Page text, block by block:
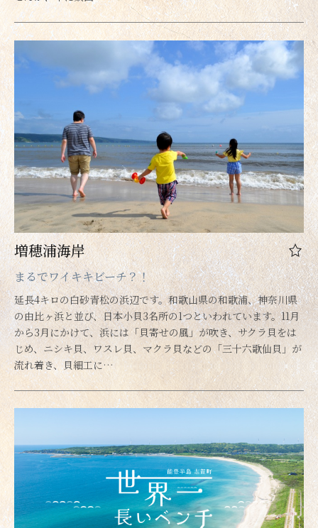
増穂浦海岸
まるでワイキキビーチ？！
延長4キロの白砂青松の浜辺です。和歌山県の和歌浦、神奈川県
の由比ヶ浜と並び、日本小貝3名所の1つといわれています。11月
から3月にかけて、浜には「貝寄せの風」が吹き、サクラ貝をは
じめ、ニシキ貝、ワスレ貝、マクラ貝などの「三十六歌仙貝」が
流れ着き、貝細工に…